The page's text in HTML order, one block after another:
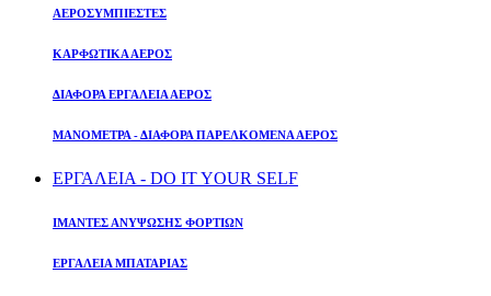
ΑΕΡΟΣΥΜΠΙΕΣΤΕΣ
ΚΑΡΦΩΤΙΚΑ ΑΕΡΟΣ
ΔΙΑΦΟΡΑ ΕΡΓΑΛΕΙΑ ΑΕΡΟΣ
ΜΑΝΟΜΕΤΡΑ - ΔΙΑΦΟΡΑ ΠΑΡΕΛΚΟΜΕΝΑ ΑΕΡΟΣ
ΕΡΓΑΛΕΙΑ - DO IT YOUR SELF
ΙΜΑΝΤΕΣ ΑΝΥΨΩΣΗΣ ΦΟΡΤΙΩΝ
ΕΡΓΑΛΕΙΑ ΜΠΑΤΑΡΙΑΣ